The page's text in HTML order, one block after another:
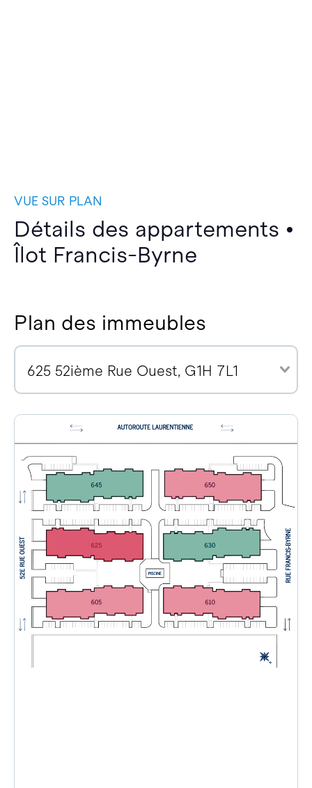
VUE SUR PLAN
Détails des appartements •
Îlot Francis-Byrne
Plan des immeubles
625 52ième Rue Ouest, G1H 7L1